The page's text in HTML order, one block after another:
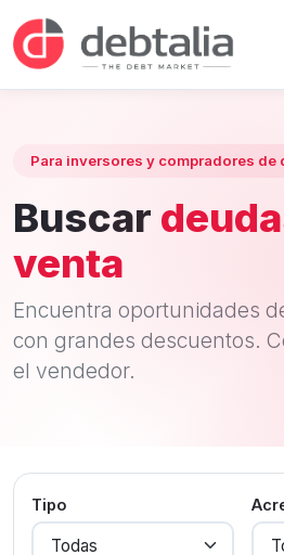
Para inversores y compradores de
Buscar
venta
Encuentra oportunidades
con grandes descuentos.
el vendedor.
Tipo